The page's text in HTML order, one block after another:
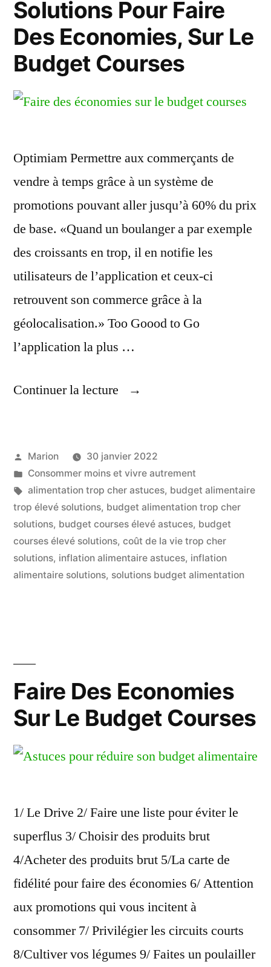
Solutions Pour Faire
Des Economies, Sur Le
Budget Courses
Optimiam Permettre aux commerçants de
vendre à temps grâce à un système de
promotions pouvant aller jusqu’à 60% du prix
de base. «Quand un boulanger a par exemple
des croissants en trop, il en notifie les
utilisateurs de l’application et ceux-ci
retrouvent son commerce grâce à la
géolocalisation.» Too Goood to Go
l’application la plus …
Continuer la lecture
« Solutions
Des
Economies,
Sur
Le
Budget
Courses »
Publié
par
Marion
30 janvier 2022
Publié
dans
Consommer moins et vivre autrement
Étiquettes :
alimentation trop cher astuces, budget alimentaire
trop élevé solutions, budget alimentation trop cher
solutions, budget courses élevé astuces, budget
courses élevé solutions, coût de la vie trop cher
solutions, inflation alimentaire astuces, inflation
alimentaire solutions, solutions budget alimentation
Faire Des Economies
Sur Le Budget Courses
1/ Le Drive 2/ Faire une liste pour éviter le
superflus 3/ Choisir des produits brut
4/Acheter des produits brut 5/La carte de
fidélité pour faire des économies 6/ Attention
aux promotions qui vous incitent à
consommer 7/ Privilégier les circuits courts
8/Cultiver vos légumes 9/ Faites un poulailler